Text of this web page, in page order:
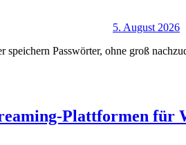
5. August 2026
speichern Passwörter, ohne groß
Plattformen für